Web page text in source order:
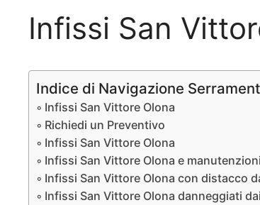
Infissi San
Indice di Navigazione
Infissi San Vittore Olona
Richiedi un Preventivo
Infissi San Vittore Olona
Infissi San Vittore Olona e
Infissi San Vittore Olona con distacco
Infissi San Vittore Olona danneggiati